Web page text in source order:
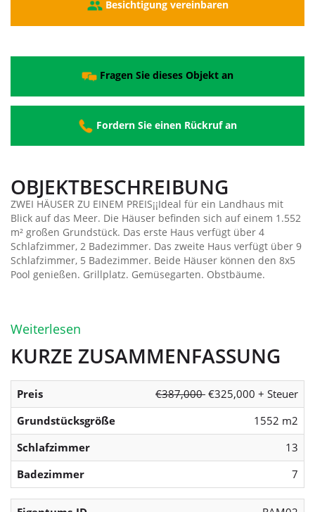
Besichtigung vereinbaren
Fragen Sie dieses Objekt an
Fordern Sie einen Rückruf an
OBJEKTBESCHREIBUNG
ZWEI HÄUSER ZU EINEM PREIS¡¡Ideal für ein Landhaus mit
Blick auf das Meer. Die Häuser befinden sich auf einem 1.552
m² großen Grundstück. Das erste Haus verfügt über 4
Schlafzimmer, 2 Badezimmer. Das zweite Haus verfügt über 9
Schlafzimmer, 5 Badezimmer. Beide Häuser können den 8x5
Pool genießen. Grillplatz. Gemüsegarten. Obstbäume.
Weiterlesen
KURZE ZUSAMMENFASSUNG
Preis €387,000 €325,000 + Steuer
Grundstücksgröße
1552 m2
Schlafzimmer
13
Badezimmer
7